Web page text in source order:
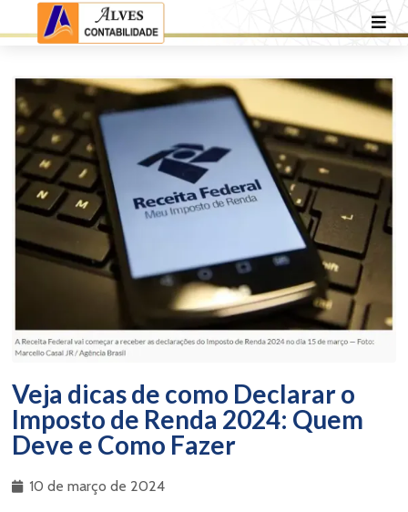
Veja dicas de como Declarar o
Imposto de Renda 2024: Quem
Deve e Como Fazer
10 de março de 2024